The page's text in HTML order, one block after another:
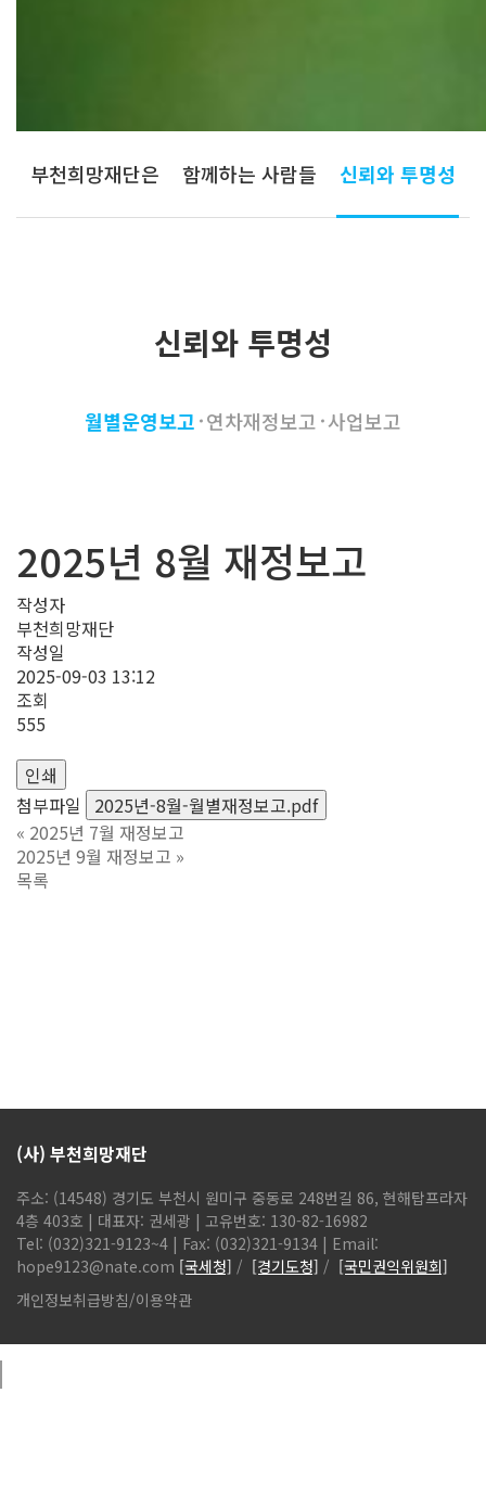
부천희망재단은 함께하는 사람들 신뢰와 투명성
신뢰와 투명성
월별운영보고 연차재정보고 사업보고
2025년 8월 재정보고
작성자
부천희망재단
작성일
2025-09-03 13:12
조회
555
인쇄
첨부파일
2025년-8월-월별재정보고.pdf
« 2025년 7월 재정보고
2025년 9월 재정보고 »
목록
(사) 부천희망재단
주소: (14548) 경기도 부천시 원미구 중동로 248번길 86, 현해탑프라자
4층 403호 | 대표자: 권세광 | 고유번호: 130-82-16982
Tel: (032)321-9123~4 | Fax: (032)321-9134 | Email:
hope9123@nate.com [국세청] / [경기도청] / [국민권익위원회]
개인정보취급방침/이용약관